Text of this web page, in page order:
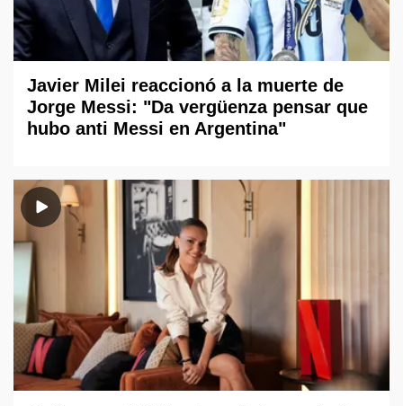
Javier Milei reaccionó a la muerte de
Jorge Messi: "Da vergüenza pensar que
hubo anti Messi en Argentina"